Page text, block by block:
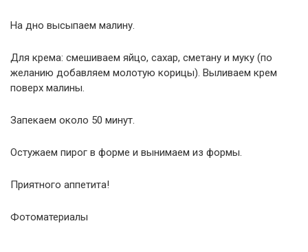
На дно высыпаем малину.
Для крема: смешиваем яйцо, сахар, сметану и муку (по
желанию добавляем молотую корицы). Выливаем крем
поверх малины.
Запекаем около 50 минут.
Остужаем пирог в форме и вынимаем из формы.
Приятного аппетита!
Фотоматериалы